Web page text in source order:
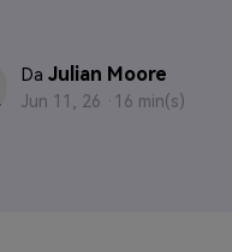
Da Julian Moore
Jun 11, 26 · 16 min(s)